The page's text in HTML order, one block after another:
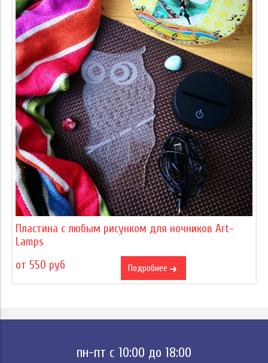
Пластина с любым рисунком для ночников Art-
Lamps
от 550 руб
Подробнее
пн-пт с 10:00 до 18:00